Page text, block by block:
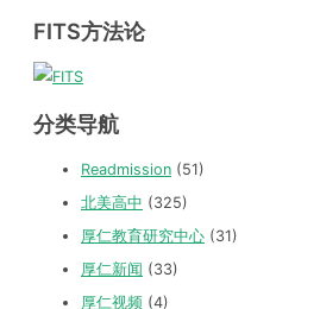
FITS方法论
分类导航
Readmission (51)
北美高中 (325)
厚仁教育研究中心 (31)
厚仁新闻 (33)
厚仁视频 (4)